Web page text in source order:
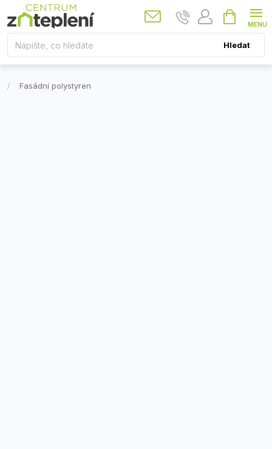
na
obsah
Hledat
Nákupní
košík
Fasádní polystyren